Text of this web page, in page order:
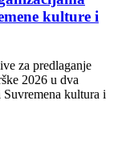
kulture i
za predlaganje
2026 u dva
kultura i